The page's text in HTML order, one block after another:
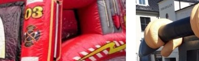
QUICK VIEW